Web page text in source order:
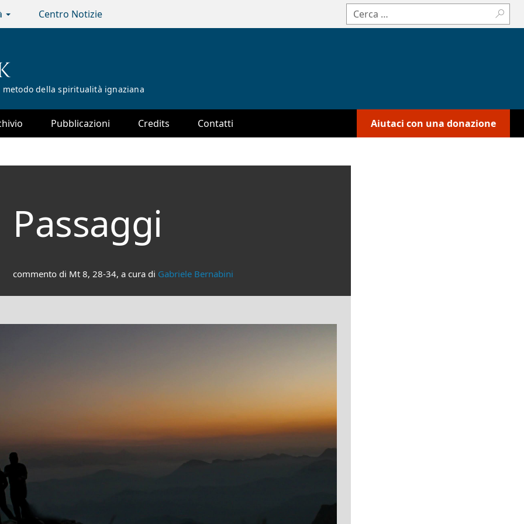
Centro Notizie
Cerca:
della spiritualità ignaziana
Pubblicazioni Credits Contatti Aiutaci con una donazione
Passaggi
commento di Mt 8, 28-34, a cura di Gabriele Bernabini